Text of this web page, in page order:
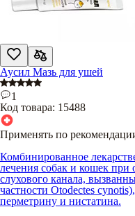
Аусил Мазь для ушей
1
Код товара: 15488
Применять по
Комбинированное
лечения собак и кошек при
слухового канала,
частности Otodectes
перметрину и нистатина.